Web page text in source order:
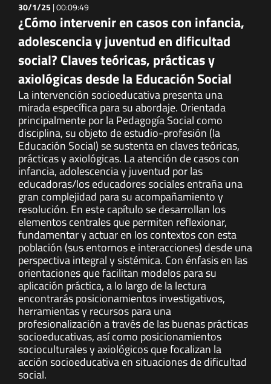
30/1/25 |00:09:49
¿Cómo intervenir en casos con infancia,
adolescencia y juventud en dificultad
social? Claves teóricas, prácticas y
axiológicas desde la Educación Social
La intervención socioeducativa presenta una
mirada específica para su abordaje. Orientada
principalmente por la Pedagogía Social como
disciplina, su objeto de estudio-profesión (la
Educación Social) se sustenta en claves teóricas,
prácticas y axiológicas. La atención de casos con
infancia, adolescencia y juventud por las
educadoras/los educadores sociales entraña una
gran complejidad para su acompañamiento y
resolución. En este capítulo se desarrollan los
elementos centrales que permiten reflexionar,
fundamentar y actuar en los contextos con esta
población (sus entornos e interacciones) desde una
perspectiva integral y sistémica. Con énfasis en las
orientaciones que facilitan modelos para su
aplicación práctica, a lo largo de la lectura
encontrarás posicionamientos investigativos,
herramientas y recursos para una
profesionalización a través de las buenas prácticas
socioeducativas, así como posicionamientos
socioculturales y axiológicos que focalizan la
acción socioeducativa en situaciones de dificultad
social.